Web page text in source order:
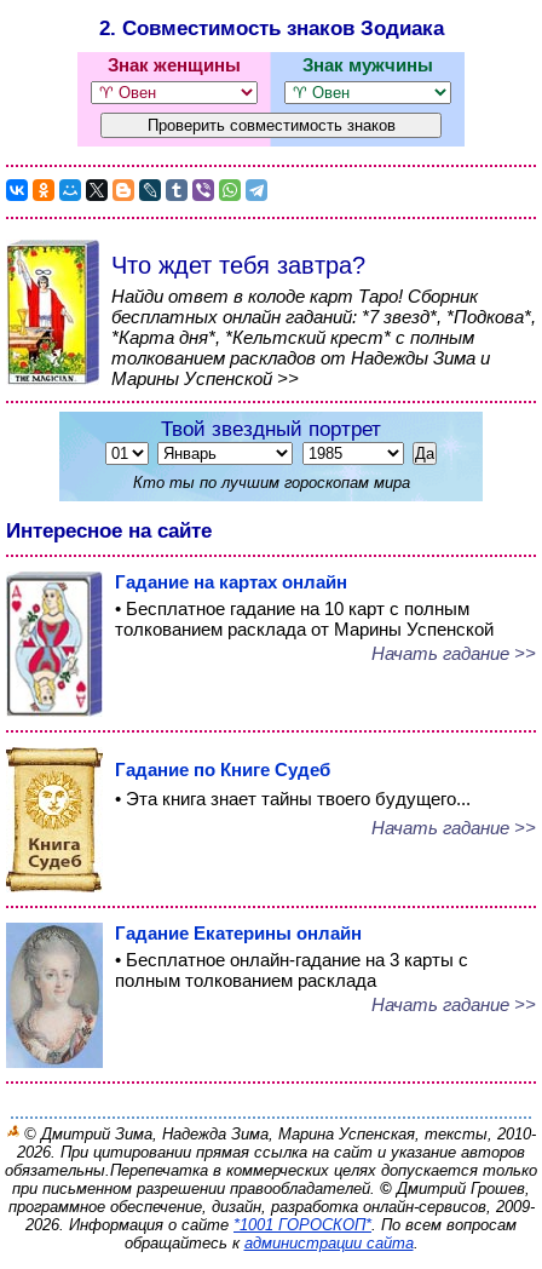
2. Совместимость знаков Зодиака
Знак женщины Знак мужчины
Что ждет тебя завтра?
Найди ответ в колоде карт Таро! Сборник
бесплатных онлайн гаданий: *7 звезд*, *Подкова*,
*Карта дня*, *Кельтский крест* с полным
толкованием раскладов от Надежды Зима и
Марины Успенской >>
Твой звездный портрет
Кто ты по лучшим гороскопам мира
Интересное на сайте
Гадание на картах онлайн
• Бесплатное гадание на 10 карт с полным
толкованием расклада от Марины Успенской
Начать гадание >>
Гадание по Книге Судеб
• Эта книга знает тайны твоего будущего...
Начать гадание >>
Гадание Екатерины онлайн
• Бесплатное онлайн-гадание на 3 карты с
полным толкованием расклада
Начать гадание >>
© Дмитрий Зима, Надежда Зима, Марина Успенская, тексты, 2010-
2026. При цитировании прямая ссылка на сайт и указание авторов
обязательны.Перепечатка в коммерческих целях допускается только
при письменном разрешении правообладателей. © Дмитрий Грошев,
программное обеспечение, дизайн, разработка онлайн-сервисов, 2009-
2026. Информация о сайте *1001 ГОРОСКОП*. По всем вопросам
обращайтесь к администрации сайта.